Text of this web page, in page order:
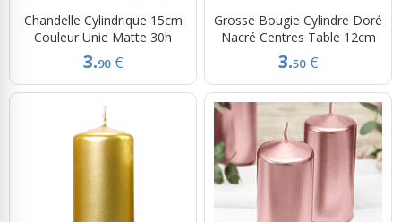
Chandelle Cylindrique 15cm
Couleur Unie Matte 30h
3.90 €
Grosse Bougie Cylindre Doré
Nacré Centres Table 12cm
3.50 €